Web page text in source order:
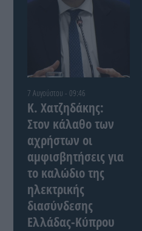
7 Αυγούστου - 09:46
Κ. Χατζηδάκης:
Στον κάλαθο των
αχρήστων οι
αμφισβητήσεις για
το καλώδιο της
ηλεκτρικής
διασύνδεσης
Ελλάδας-Κύπρου